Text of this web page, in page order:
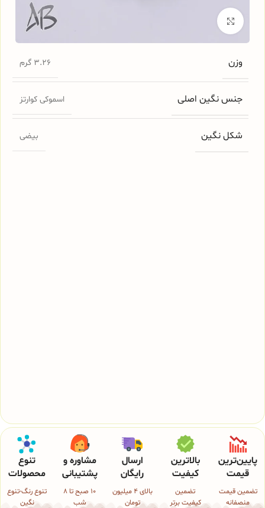
برای بزرگنمایی کلیک کنید
وزن 3.26 گرم
جنس نگین اصلی اسموکی کوارتز
شکل نگین بیضی
پایین‌ترین
قیمت
تضمین قیمت
منصفانه
بالاترین
کیفیت
تضمین
کیفیت برتر
ارسال
رایگان
بالای 4 میلیون
تومان
مشاوره و
پشتیبانی
10 صبح تا 8
شب
تنوع
محصولات
تنوع رنگ-تنوع
نگین